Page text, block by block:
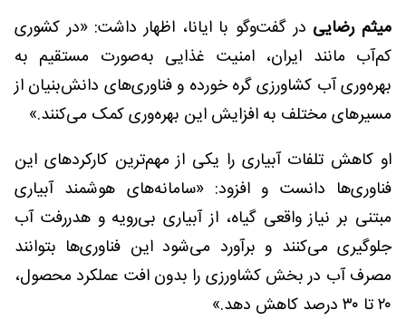
میثم رضایی در گفت‌و‌گو با ایانا، اظهار داشت: «در کشوری
کم‌آب مانند ایران، امنیت غذایی به‌صورت مستقیم به
بهره‌وری آب کشاورزی گره خورده و فناوری‌های دانش‌بنیان از
مسیرهای مختلف به افزایش این بهره‌وری کمک می‌کنند.»
او کاهش تلفات آبیاری را یکی از مهم‌ترین کارکردهای این
فناوری‌ها دانست و افزود: «سامانه‌های هوشمند آبیاری
مبتنی بر نیاز واقعی گیاه، از آبیاری بی‌رویه و هدررفت آب
جلوگیری می‌کنند و برآورد می‌شود این فناوری‌ها بتوانند
مصرف آب در بخش کشاورزی را بدون افت عملکرد محصول،
۲۰ تا ۳۰ درصد کاهش دهد.»